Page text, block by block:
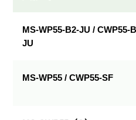
与
MS-WP55-B2-JU / CWP55-
JU
MS-WP55 / CWP55-SF